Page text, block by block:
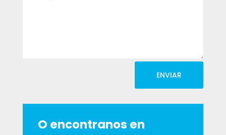
ENVIAR
O encontranos en